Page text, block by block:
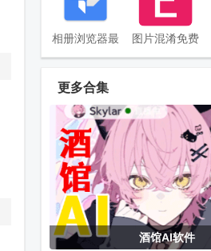
相册浏览器最
新版
图片混淆免费
版
MirlKoi图库
app
民萌app最新
版
雷石KTV会员
版apk手机点
蜂巢直播Pro
盒子
更多合集
酒馆AI软件